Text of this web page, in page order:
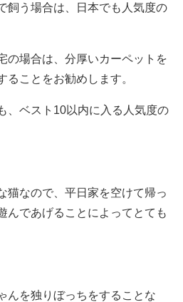
飼う場合は、日本でも人気度の
の場合は、分厚いカーペットを
ることをお勧めします。
、ベスト10以内に入る人気度の
猫なので、平日家を空けて帰っ
んであげることによってとても
んを独りぼっちをすることな